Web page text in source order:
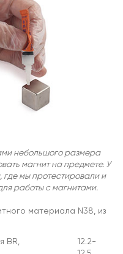
небольшого размера
магнит на предмете. У
где мы протестировали и
работы с магнитами.
материала N38, из
BR,
12.2-